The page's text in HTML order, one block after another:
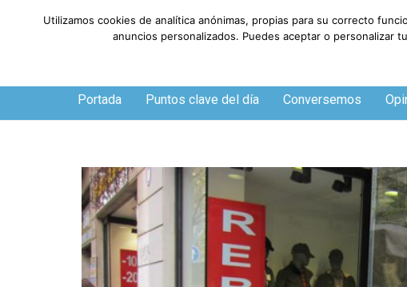
Sábado, 8 de agosto de 2026
Portada Puntos clave del día Conversemos
Utilizamos cookies de analítica anónimas, propias para su correcto
anuncios personalizados. Puedes aceptar o personalizar